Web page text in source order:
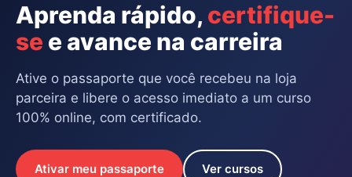
Aprenda rápido, certifique-
se e avance na carreira
Ative o passaporte que você recebeu na loja
parceira e libere o acesso imediato a um curso
100% online, com certificado.
Ativar meu passaporte Ver cursos